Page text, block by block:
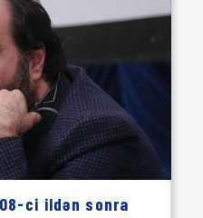
ci ildən sonra